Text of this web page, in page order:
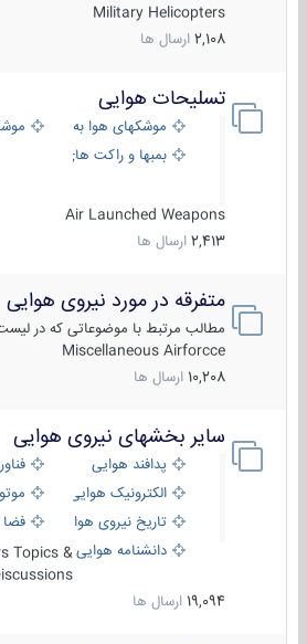
Military Helicopters
2,108 ارسال ها
تسلیحات هوایی
موشکهای هوا به هوا
بمبها و راکت های هوایی
Air Launched Weapons
2,413 ارسال ها
متفرقه در مورد نیروی هوایی
مطالب مرتبط با موضوعاتی که در لیست
Miscellaneous Airforcce
10,208 ارسال ها
سایر بخشهای نیروی هوایی
پدافند هوایی
الکترونیک هوایی
تاریخ نیروی هوایی
فضا و
دانشنامه هواییTopics &
Discussions
19,094 ارسال ها